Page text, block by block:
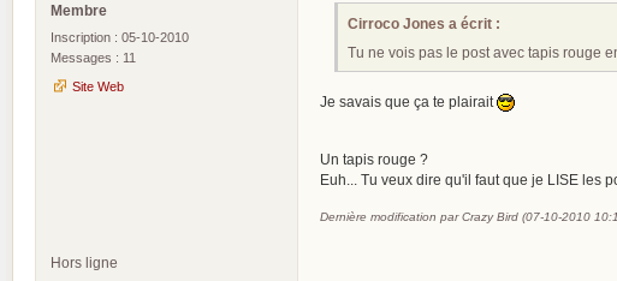
Membre
Inscription : 05-10-2010
Messages : 11
Site Web
Cirroco Jones a écrit :
Tu ne vois pas le post avec tapis rouge
Je savais que ça te plairait
Un tapis rouge ?
Euh... Tu veux dire qu'il faut que je LISE les
Dernière modification par Crazy Bird (07-10-2010
Hors ligne